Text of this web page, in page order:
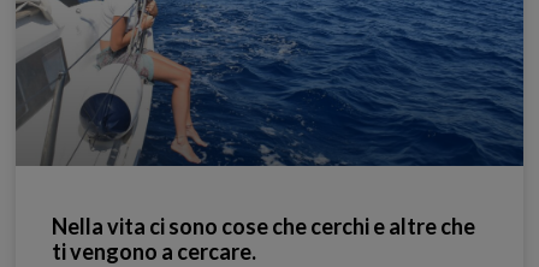
Nella vita ci sono cose che cerchi e altre che
ti vengono a cercare.